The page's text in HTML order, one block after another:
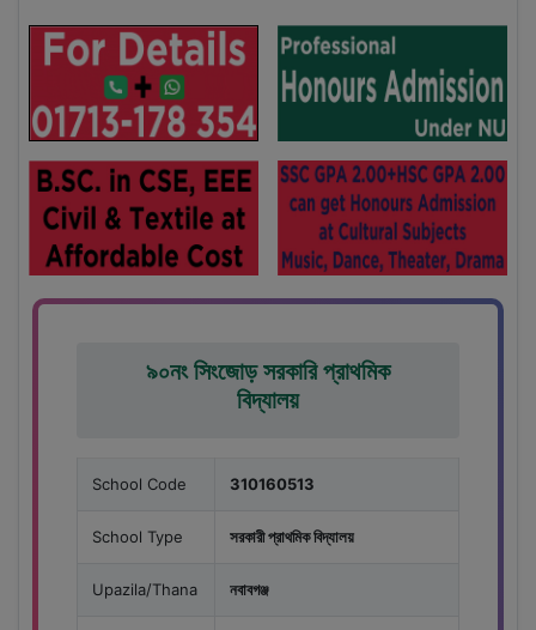
৯০নং সিংজোড় সরকারি প্রাথমিক
বিদ্যালয়
School Code 310160513
School Type সরকারী প্রাথমিক বিদ্যালয়
Upazila/Thana নবাবগঞ্জ